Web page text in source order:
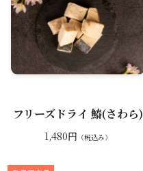
フリーズドライ 鰆(さわら)
1,480円 （税込み）